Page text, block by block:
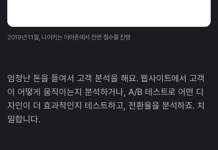
2019년 11월, 나이키는 아마존에서 전면 철수를 진행
엄청난 돈을 들여서 고객 분석을 해요. 웹사이트에서 고객
이 어떻게 움직이는지 분석하거나, A/B 테스트로 어떤 디
자인이 더 효과적인지 테스트하고, 전환율을 분석하죠. 치
밀합니다.